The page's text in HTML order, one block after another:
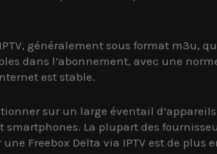
généralement sous format m3u,
dans l’abonnement, avec une
est stable.
sur un large éventail
La plupart des
Freebox Delta via IPTV est de plus